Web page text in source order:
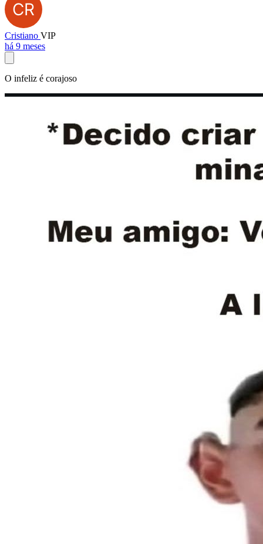
Cristiano VIP
há 9 meses
O infeliz é corajoso